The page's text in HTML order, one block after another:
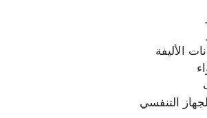
الأليفة
التنفسي